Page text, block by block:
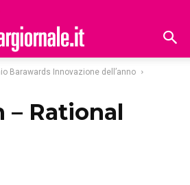
Barawards Innovazione dell’anno
– Rational